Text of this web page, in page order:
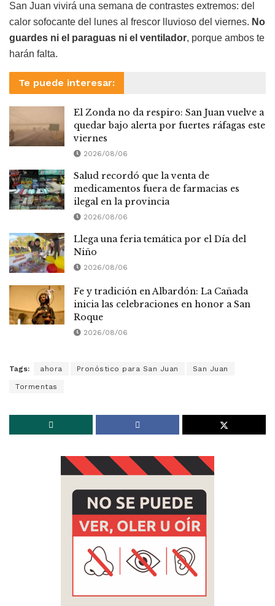
San Juan vivirá una semana de contrastes extremos: del
calor sofocante del lunes al frescor lluvioso del viernes. No
guardes ni el paraguas ni el ventilador, porque ambos te
harán falta.
Te puede interesar:
El Zonda no da respiro: San Juan vuelve a
quedar bajo alerta por fuertes ráfagas este
viernes
2026/08/06
Salud recordó que la venta de
medicamentos fuera de farmacias es
ilegal en la provincia
2026/08/06
Llega una feria temática por el Día del
Niño
2026/08/06
Fe y tradición en Albardón: La Cañada
inicia las celebraciones en honor a San
Roque
2026/08/06
Tags: ahora Pronóstico para San Juan San Juan
Tormentas